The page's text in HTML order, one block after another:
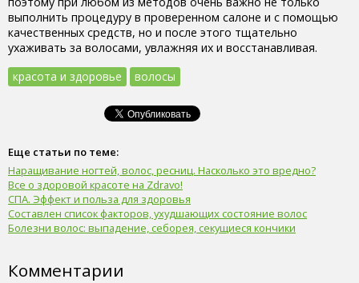
выполнить процедуру в проверенном салоне и с помощью
качественных средств, но и после этого тщательно
ухаживать за волосами, увлажняя их и восстанавливая.
красота и здоровье
волосы
Еще статьи по теме:
Наращивание ногтей, волос, ресниц. Насколько это вредно?
Все о здоровой красоте на Zdravo!
СПА. Эффект и польза для здоровья
Составлен список факторов, ухудшающих состояние волос
Болезни волос: выпадение, себорея, секущиеся кончики
Комментарии